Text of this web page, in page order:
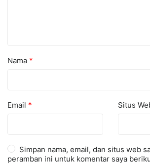
Nama *
Email * Situs
Simpan nama, email, dan situs web
peramban ini untuk komentar saya